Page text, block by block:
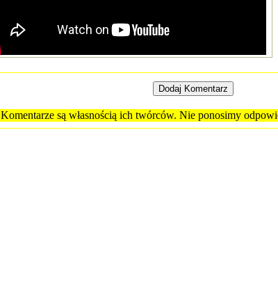
Komentarze są własnością ich twórców. Nie ponosimy